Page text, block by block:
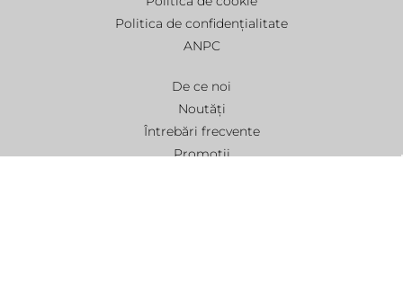
Politica de confidențialitate
ANPC
De ce noi
Noutăți
Întrebări frecvente
Promoții